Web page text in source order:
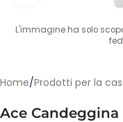
L'immagine ha solo
Home/Prodotti per la
Ace Candeggina